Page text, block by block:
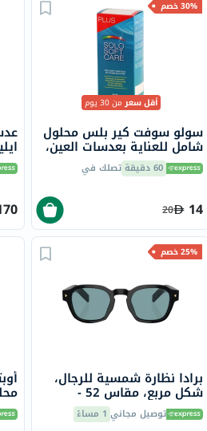
30% خصم
أقل سعرمن 30 يوم
سولو سوفت كير بلس محلول
شامل للعناية بعدسات العين،
60 مل 60 دقيقة تصلك في
14
20
25% خصم
برادا نظارة شمسية للرجال،
شكل مربع، مقاس 52 -
16K04D PR A16S
توصيل مجاني 1 مساءً